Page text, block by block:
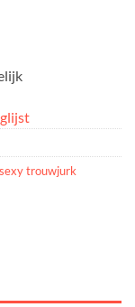
sexy trouwjurk